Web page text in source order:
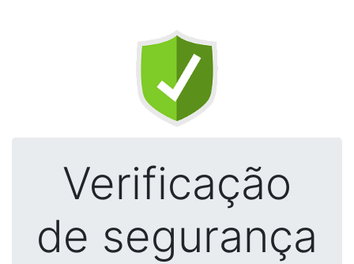
Verificação
de segurança